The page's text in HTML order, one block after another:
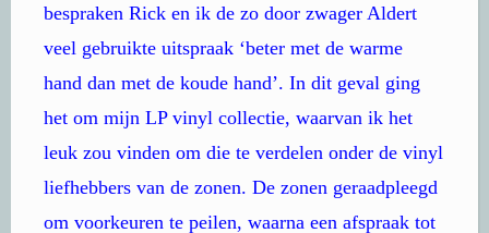
bespraken Rick en ik de zo door zwager Aldert
veel gebruikte uitspraak ‘beter met de warme
hand dan met de koude hand’. In dit geval ging
het om mijn LP vinyl collectie, waarvan ik het
leuk zou vinden om die te verdelen onder de vinyl
liefhebbers van de zonen. De zonen geraadpleegd
om voorkeuren te peilen, waarna een afspraak tot